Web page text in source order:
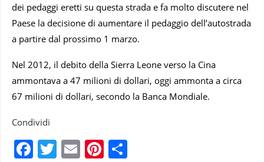
dei pedaggi eretti su questa strada e fa molto discutere nel
Paese la decisione di aumentare il pedaggio dell’autostrada
a partire dal prossimo 1 marzo.
Nel 2012, il debito della Sierra Leone verso la Cina
ammontava a 47 milioni di dollari, oggi ammonta a circa
67 milioni di dollari, secondo la Banca Mondiale.
Condividi
Facebook
Twitter
EmailPinterest